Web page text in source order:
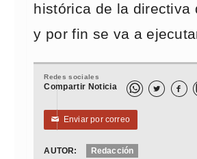
histórica de la directiva
y por fin se va a
Redes sociales
Compartir Noticia  
✉ Enviar por correo
AUTOR: Redacción